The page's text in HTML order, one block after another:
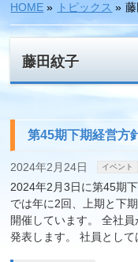
HOME » トピックス »
藤田紋子
第45期下期経営方
2024年2月24日 イベント
2024年2月3日に第45期
では年に2回、上期と下
開催しています。 全社
発表します。 社員として